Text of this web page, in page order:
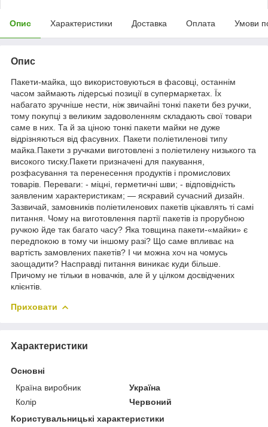
Опис Характеристики Доставка Оплата Умови
Опис
Пакети-майка, що використовуються в фасовці, останнім
часом займають лідерські позиції в супермаркетах. Їх
набагато зручніше нести, ніж звичайні тонкі пакети без ручки,
тому покупці з великим задоволенням складають свої товари
саме в них. Та й за ціною тонкі пакети майки не дуже
відрізняються від фасувних. Пакети поліетиленові типу
майка.Пакети з ручками виготовлені з поліетилену низького та
високого тиску.Пакети призначені для пакування,
розфасування та перенесення продуктів і промислових
товарів. Переваги: - міцні, герметичні шви; - відповідність
заявленим характеристикам; — яскравий сучасний дизайн.
Зазвичай, замовників поліетиленових пакетів цікавлять ті самі
питання. Чому на виготовлення партії пакетів із прорубною
ручкою йде так багато часу? Яка товщина пакети-«майки» є
передпокою в тому чи іншому разі? Що саме впливає на
вартість замовлених пакетів? І чи можна хоч на чомусь
заощадити? Насправді питання виникає куди більше.
Причому не тільки в новачків, але й у цілком досвідчених
клієнтів.
Приховати
Характеристики
Основні
Країна виробник
Україна
Колір
Червоний
Користувальницькі характеристики